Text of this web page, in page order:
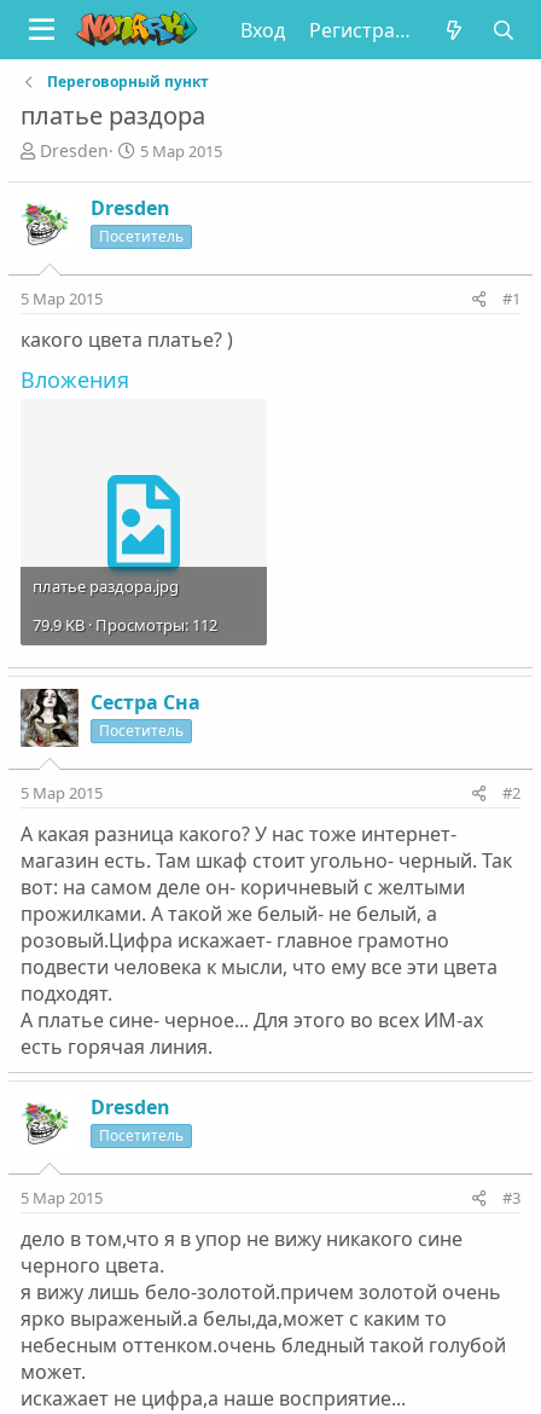
Вход Регистрация
Переговорный пункт
платье раздора
А
о
р
т
м
ы
Dresden
Д
т
а
н
л
5 Мар 2015
Dresden
Посетитель
5 Мар 2015 #1
какого цвета платье? )
Вложения
платье раздора.jpg
79.9 KB · Просмотры: 112
Сестра Сна
Посетитель
5 Мар 2015 #2
А какая разница какого? У нас тоже интернет-
магазин есть. Там шкаф стоит угольно- черный. Так
вот: на самом деле он- коричневый с желтыми
прожилками. А такой же белый- не белый, а
розовый.Цифра искажает- главное грамотно
подвести человека к мысли, что ему все эти цвета
подходят.
А платье сине- черное... Для этого во всех ИМ-ах
есть горячая линия.
Dresden
Посетитель
5 Мар 2015 #3
дело в том,что я в упор не вижу никакого сине
черного цвета.
я вижу лишь бело-золотой.причем золотой очень
ярко выраженый.а белы,да,может с каким то
небесным оттенком.очень бледный такой голубой
может.
искажает не цифра,а наше восприятие...